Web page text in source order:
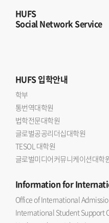
HUFS
Social Network Service
HUFS입학안내
학부
통번역대학원
법학전문대학원
글로벌공공리더십대학원
TESOL 대학원
글로벌미디어커뮤니케이션대학
Informationfor
Office of International
International Student Support